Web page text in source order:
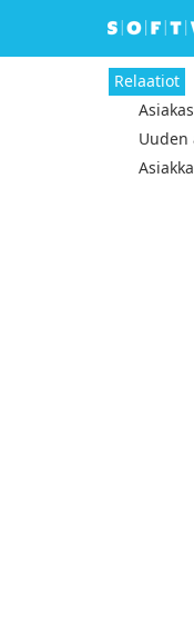
Relaatiot
Uuden